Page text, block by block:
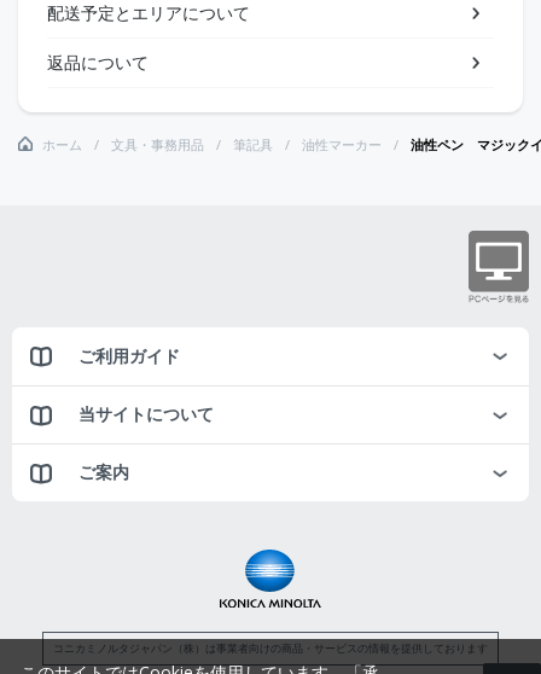
配送予定とエリアについて
返品について
ホーム 文具・事務用品 筆記具 油性マーカー 油性ペン マジック
ご利用ガイド
当サイトについて
ご案内
コニカミノルタジャパン（株）は事業者向けの商品・サービスの情報を提供しております